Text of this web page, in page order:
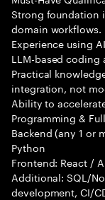
Strong foundation
domain workflows.
Experience using
LLM-based coding
Practical
integration, not
Ability to
Programming &
Backend (any 1 or
Python
Frontend: React /
Additional: SQL/
development, CI/